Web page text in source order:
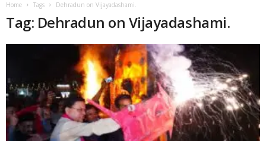
Home Tags Dehradun on Vijayadashami.
Tag: Dehradun on Vijayadashami.